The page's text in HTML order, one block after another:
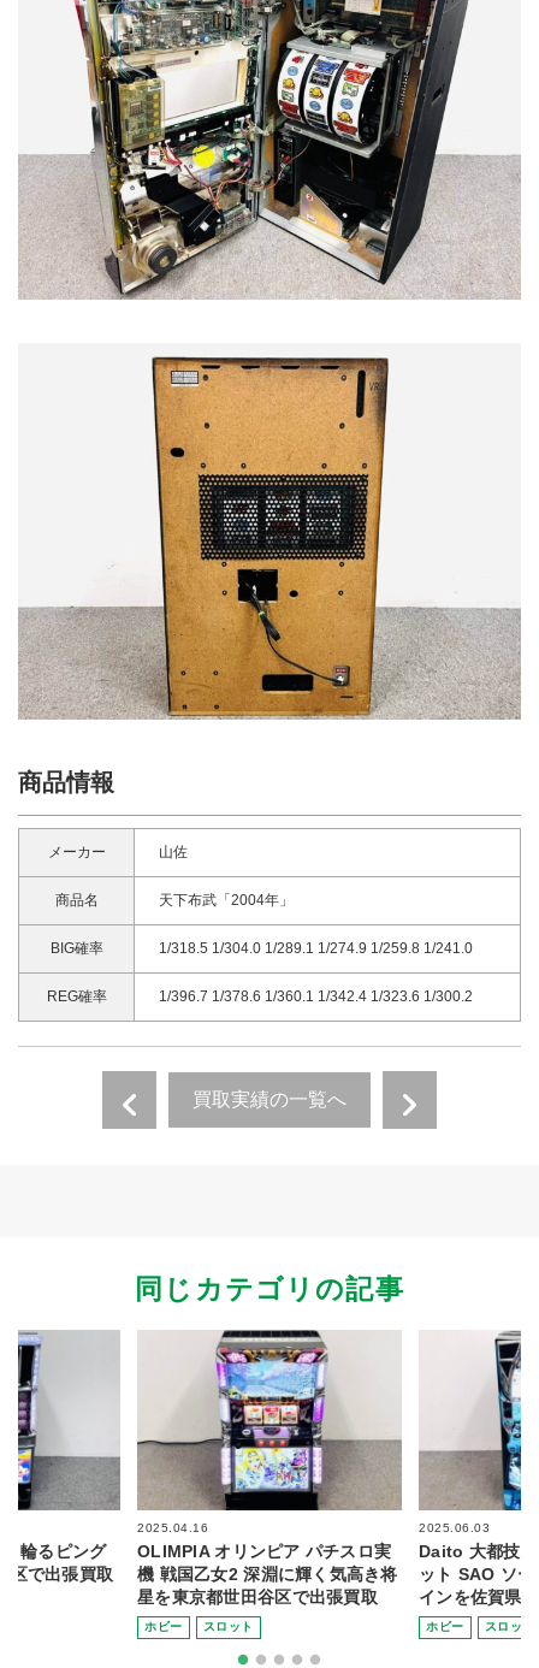
商品情報
メーカー 山佐
商品名 天下布武「2004年」
BIG確率 1/318.5 1/304.0 1/289.1 1/274.9 1/259.8 1/241.0
REG確率 1/396.7 1/378.6 1/360.1 1/342.4 1/323.6 1/300.2
買取実績の一覧へ
同じカテゴリの記事
輪るピング
区で出張買取
2025.04.16
OLIMPIA オリンピア パチスロ実
機 戦国乙女2 深淵に輝く気高き将
星を東京都世田谷区で出張買取
ホビー スロット
2025.06.03
Daito 大都技
ット SAO ソ
インを佐賀県
ホビー スロット